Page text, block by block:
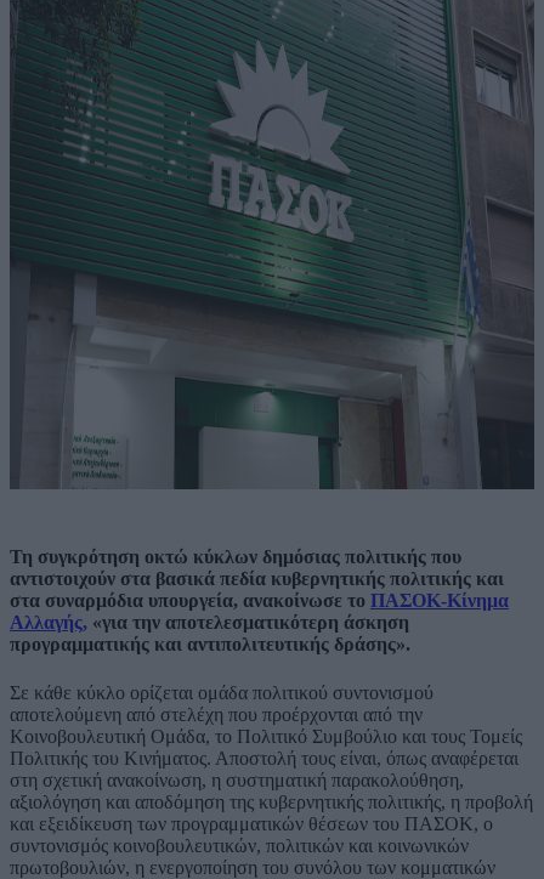
Τη συγκρότηση οκτώ κύκλων δημόσιας πολιτικής που
αντιστοιχούν στα βασικά πεδία κυβερνητικής πολιτικής και
στα συναρμόδια υπουργεία, ανακοίνωσε το ΠΑΣΟΚ-Κίνημα
Αλλαγής, «για την αποτελεσματικότερη άσκηση
προγραμματικής και αντιπολιτευτικής δράσης».
Σε κάθε κύκλο ορίζεται ομάδα πολιτικού συντονισμού
αποτελούμενη από στελέχη που προέρχονται από την
Κοινοβουλευτική Ομάδα, το Πολιτικό Συμβούλιο και τους Τομείς
Πολιτικής του Κινήματος. Αποστολή τους είναι, όπως αναφέρεται
στη σχετική ανακοίνωση, η συστηματική παρακολούθηση,
αξιολόγηση και αποδόμηση της κυβερνητικής πολιτικής, η προβολή
και εξειδίκευση των προγραμματικών θέσεων του ΠΑΣΟΚ, ο
συντονισμός κοινοβουλευτικών, πολιτικών και κοινωνικών
πρωτοβουλιών, η ενεργοποίηση του συνόλου των κομματικών